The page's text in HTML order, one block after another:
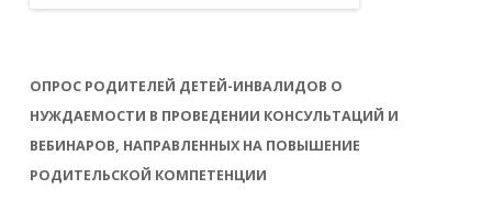
ОПРОС РОДИТЕЛЕЙ ДЕТЕЙ-ИНВАЛИДОВ О
НУЖДАЕМОСТИ В ПРОВЕДЕНИИ КОНСУЛЬТАЦИЙ И
ВЕБИНАРОВ, НАПРАВЛЕННЫХ НА ПОВЫШЕНИЕ
РОДИТЕЛЬСКОЙ КОМПЕТЕНЦИИ